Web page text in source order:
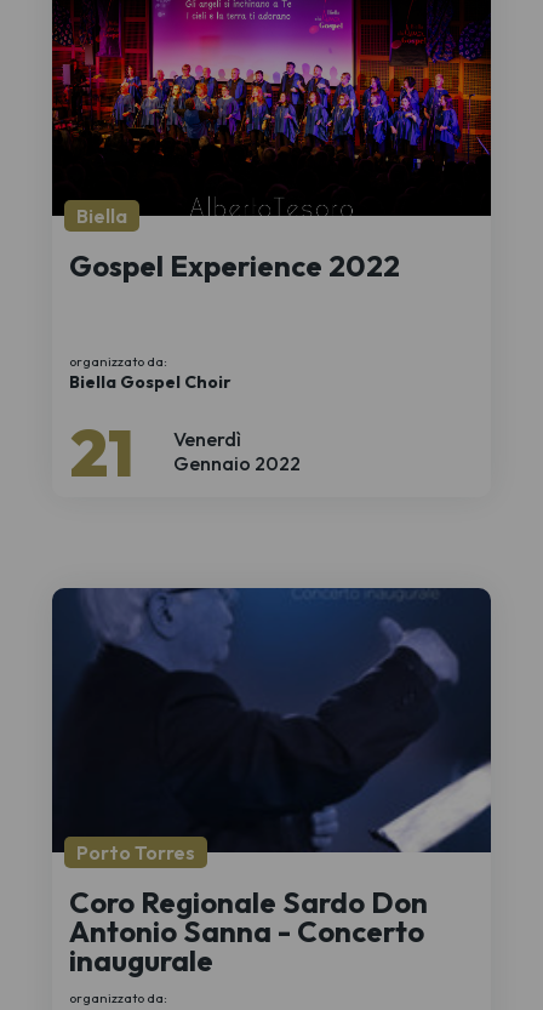
Venerdì
21 Gennaio 2022
Biella
Gospel Experience 2022
organizzato da:
Biella Gospel Choir
Porto Torres
Coro Regionale Sardo Don
Antonio Sanna - Concerto
inaugurale
organizzato da: